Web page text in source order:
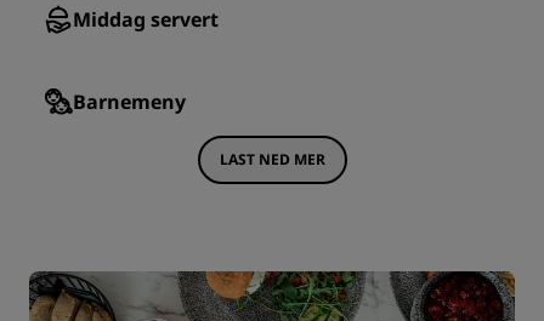
Middag servert
Barnemeny
LAST NED MER